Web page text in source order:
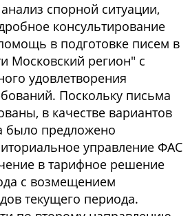
спорной ситуации,
консультирование
в подготовке писем в
Московский регион" с
удовлетворения
Поскольку письма
в качестве вариантов
было предложено
управление ФАС
в тарифное решение
с возмещением
текущего периода.